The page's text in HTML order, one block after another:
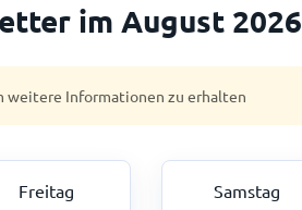
im August 2026
weitere Informationen zu erhalten
Freitag Samstag